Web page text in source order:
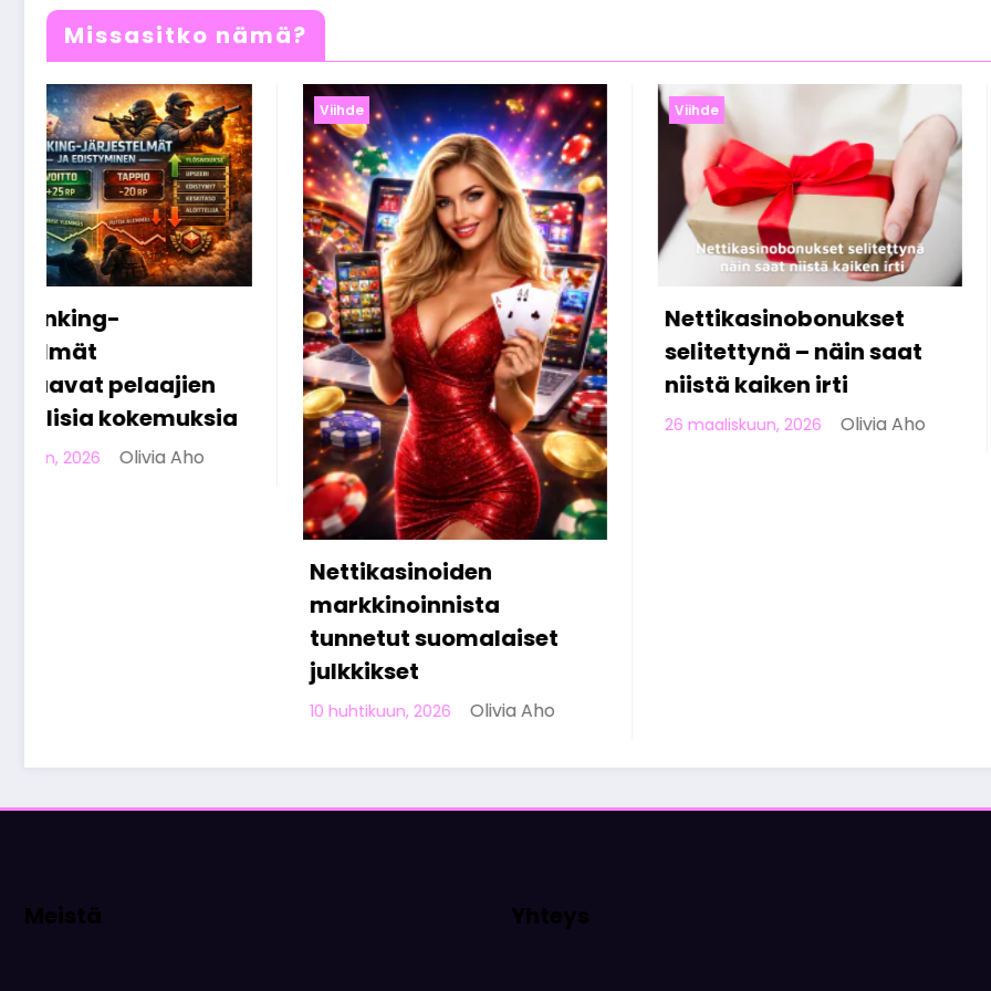
Missasitko nämä?
Viihde Viihde
Nettikasinobonukset
selitettynä – näin saat
niistä kaiken irti
26 maaliskuun, 2026 Olivia Aho
Meistä Yhteys